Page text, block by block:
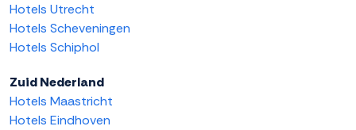
Hotels Utrecht
Hotels Scheveningen
Hotels Schiphol
Zuid Nederland
Hotels Maastricht
Hotels Eindhoven